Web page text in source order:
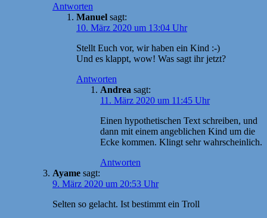
Antworten
Manuel sagt:
10. März 2020 um 13:04 Uhr
Stellt Euch vor, wir haben ein Kind :-)
Und es klappt, wow! Was sagt ihr jetzt?
Antworten
Andrea sagt:
11. März 2020 um 11:45 Uhr
Einen hypothetischen Text schreiben, und
dann mit einem angeblichen Kind um die
Ecke kommen. Klingt sehr wahrscheinlich.
Antworten
Ayame sagt:
9. März 2020 um 20:53 Uhr
Selten so gelacht. Ist bestimmt ein Troll